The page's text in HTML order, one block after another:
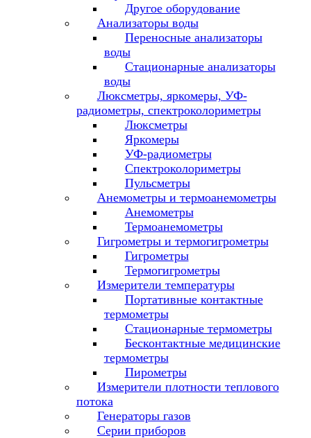
Другое оборудование
Анализаторы воды
Переносные анализаторы
воды
Стационарные анализаторы
воды
Люксметры, яркомеры, УФ-
радиометры, спектроколориметры
Люксметры
Яркомеры
УФ-радиометры
Спектроколориметры
Пульсметры
Анемометры и термоанемометры
Анемометры
Термоанемометры
Гигрометры и термогигрометры
Гигрометры
Термогигрометры
Измерители температуры
Портативные контактные
термометры
Стационарные термометры
Бесконтактные медицинские
термометры
Пирометры
Измерители плотности теплового
потока
Генераторы газов
Серии приборов